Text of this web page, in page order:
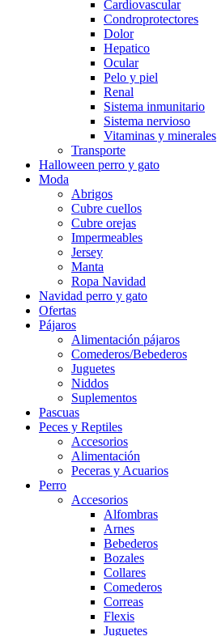
Cardiovascular
Condroprotectores
Dolor
Hepatico
Ocular
Pelo y piel
Renal
Sistema inmunitario
Sistema nervioso
Vitaminas y minerales
Transporte
Halloween perro y gato
Moda
Abrigos
Cubre cuellos
Cubre orejas
Impermeables
Jersey
Manta
Ropa Navidad
Navidad perro y gato
Ofertas
Pájaros
Alimentación pájaros
Comederos/Bebederos
Juguetes
Niddos
Suplementos
Pascuas
Peces y Reptiles
Accesorios
Alimentación
Peceras y Acuarios
Perro
Accesorios
Alfombras
Arnes
Bebederos
Bozales
Collares
Comederos
Correas
Flexis
Juguetes